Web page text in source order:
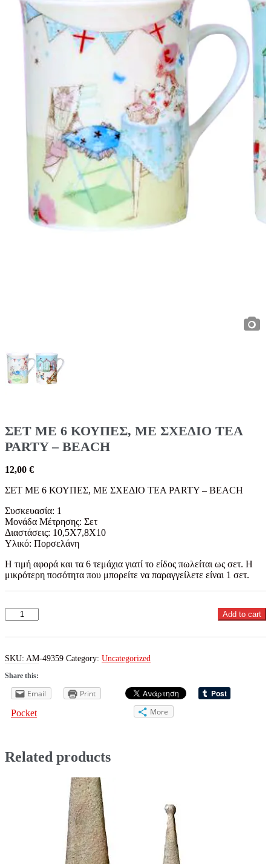
ΣΕΤ ΜΕ 6 ΚΟΥΠΕΣ, ΜΕ ΣΧΕΔΙΟ TEA
PARTY – BEACH
12,00 €
ΣΕΤ ΜΕ 6 ΚΟΥΠΕΣ, ΜΕ ΣΧΕΔΙΟ TEA PARTY – BEACH
Συσκευασία: 1
Μονάδα Μέτρησης: Σετ
Διαστάσεις: 10,5X7,8X10
Υλικό: Πορσελάνη
Η τιμή αφορά και τα 6 τεμάχια γιατί το είδος πωλείται ως σετ. Η
μικρότερη ποσότητα που μπορείτε να παραγγείλετε είναι 1 σετ.
ΣΕΤ
ΜΕ
ΜΕ
ΣΧΕΔΙΟ
TEA
PARTY
BEACH
Add to cart
SKU: AM-49359 Category: Uncategorized
Share this:
Email
Print
Pocket
More
Related products